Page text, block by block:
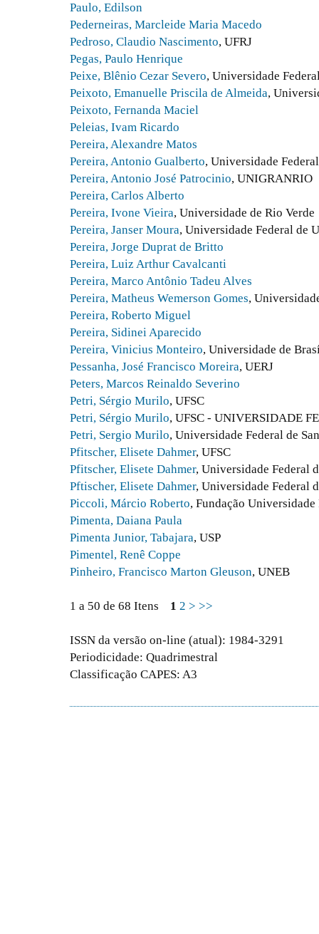
Paulo, Edilson
Pederneiras, Marcleide Maria Macedo
Pedroso, Claudio Nascimento, UFRJ
Pegas, Paulo Henrique
Peixe, Blênio Cezar Severo, Universidade
Peixoto, Emanuelle Priscila de Almeida,
Peixoto, Fernanda Maciel
Peleias, Ivam Ricardo
Pereira, Alexandre Matos
Pereira, Antonio Gualberto, Universidade
Pereira, Antonio José Patrocinio, UNIGRANRIO
Pereira, Carlos Alberto
Pereira, Ivone Vieira, Universidade de Rio Verde
Pereira, Janser Moura, Universidade Federal de
Pereira, Jorge Duprat de Britto
Pereira, Luiz Arthur Cavalcanti
Pereira, Marco Antônio Tadeu Alves
Pereira, Matheus Wemerson Gomes,
Pereira, Roberto Miguel
Pereira, Sidinei Aparecido
Pereira, Vinicius Monteiro, Universidade de
Pessanha, José Francisco Moreira, UERJ
Peters, Marcos Reinaldo Severino
Petri, Sérgio Murilo, UFSC
Petri, Sérgio Murilo, UFSC - UNIVERSIDADE
Petri, Sergio Murilo, Universidade Federal de
Pfitscher, Elisete Dahmer, UFSC
Pfitscher, Elisete Dahmer, Universidade Federal
Pftischer, Elisete Dahmer, Universidade Federal
Piccoli, Márcio Roberto, Fundação
Pimenta, Daiana Paula
Pimenta Junior, Tabajara, USP
Pimentel, Renê Coppe
Pinheiro, Francisco Marton Gleuson, UNEB
1 a 50 de 68 Itens 1 2 > >>
ISSN da versão on-line (atual): 1984-3291
Periodicidade: Quadrimestral
Classificação CAPES: A3